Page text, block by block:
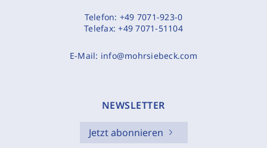
Telefon: +49 7071-923-0
Telefax:+49 7071-51104
E-Mail: info@mohrsiebeck.com
NEWSLETTER
Jetzt abonnieren